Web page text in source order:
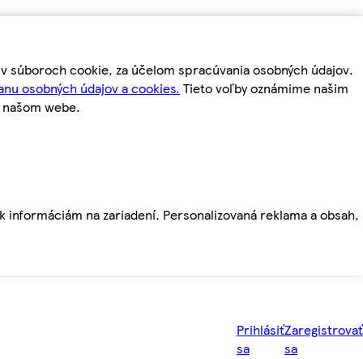
cookie, za účelom spracúvania osobných údajov.
osobných údajov a cookies. Tieto voľby oznámime našim
webe.
na zariadení. Personalizovaná reklama a obsah,
Prihlásiť
sa
Zaregistrovať
sa